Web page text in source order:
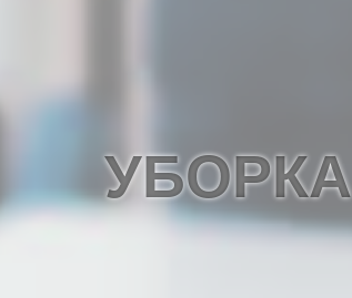
УБОРКА